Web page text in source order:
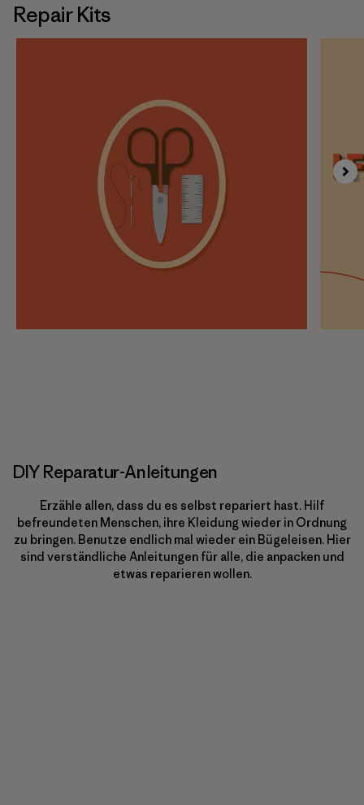
Repair Kits
DIY Reparatur-Anleitungen
Erzähle allen, dass du es selbst repariert hast. Hilf
befreundeten Menschen, ihre Kleidung wieder in Ordnung
zu bringen. Benutze endlich mal wieder ein Bügeleisen. Hier
sind verständliche Anleitungen für alle, die anpacken und
etwas reparieren wollen.